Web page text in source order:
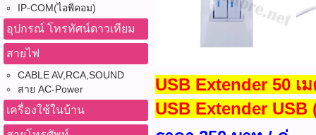
IP-COM(ไอพีคอม)
อุปกรณ์ โทรทัศน์ดาวเทียม
สายไฟ
CABLE AV,RCA,SOUND
สาย AC-Power
เครื่องใช้ในบ้าน
USB Extender 50 เ
USB Extender USB